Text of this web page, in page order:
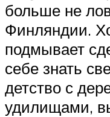
больше не
Финляндии.
подмывает
себе знать
детство с
удилищами,